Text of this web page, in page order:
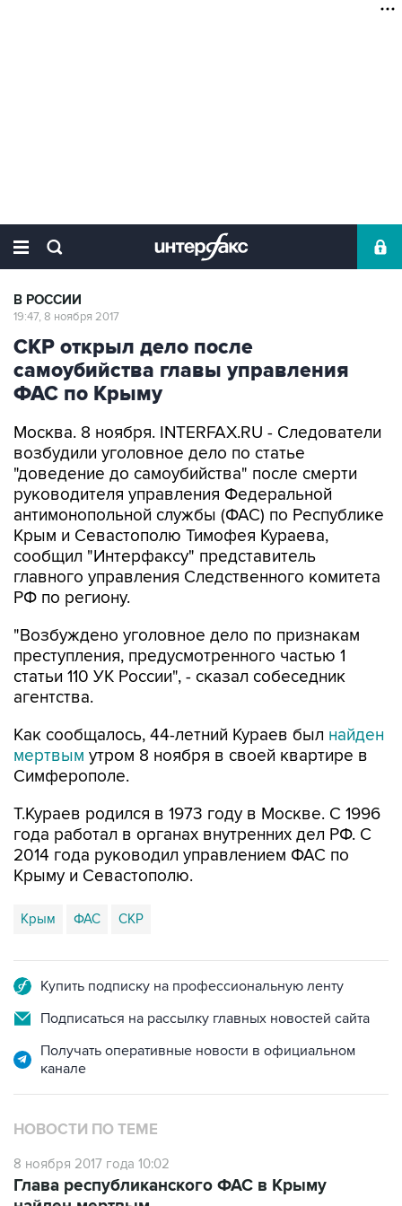
В РОССИИ
19:47, 8 ноября 2017
СКР открыл дело после
самоубийства главы управления
ФАС по Крыму
Москва. 8 ноября. INTERFAX.RU - Следователи
возбудили уголовное дело по статье
"доведение до самоубийства" после смерти
руководителя управления Федеральной
антимонопольной службы (ФАС) по Республике
Крым и Севастополю Тимофея Кураева,
сообщил "Интерфаксу" представитель
главного управления Следственного комитета
РФ по региону.
"Возбуждено уголовное дело по признакам
преступления, предусмотренного частью 1
статьи 110 УК России", - сказал собеседник
агентства.
Как сообщалось, 44-летний Кураев был найден
мертвым утром 8 ноября в своей квартире в
Симферополе.
Т.Кураев родился в 1973 году в Москве. С 1996
года работал в органах внутренних дел РФ. С
2014 года руководил управлением ФАС по
Крыму и Севастополю.
Крым ФАС СКР
Купить подписку на профессиональную ленту
Подписаться на рассылку главных новостей сайта
Получать оперативные новости в официальном
канале
НОВОСТИ ПО ТЕМЕ
8 ноября 2017 года 10:02
Глава республиканского ФАС в Крыму